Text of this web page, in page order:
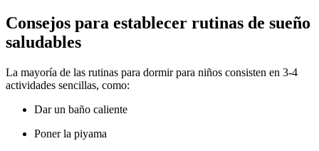
Consejos para establecer rutinas de sueño
saludables
La mayoría de las rutinas para dormir para niños consisten en 3-4
actividades sencillas, como:
Dar un baño caliente
Poner la piyama